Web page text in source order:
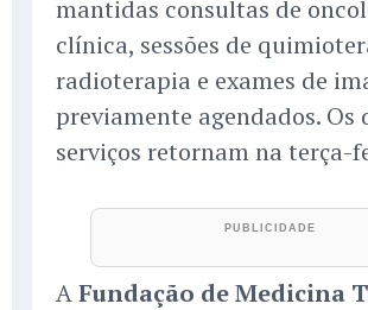
mantidas consultas de
clínica, sessões de
radioterapia e exames de
previamente agendados. Os
serviços retornam na terça-
AFundação de Medicina